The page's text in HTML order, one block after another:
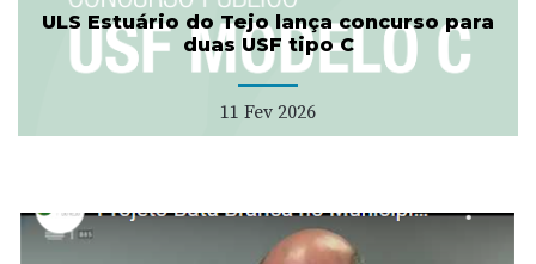
ULS Estuário do Tejo lança concurso para
duas USF tipo C
11 Fev 2026